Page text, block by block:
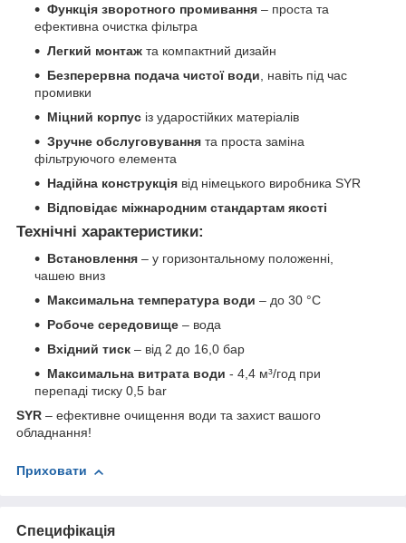
Функція зворотного промивання – проста та
ефективна очистка фільтра
Легкий монтаж та компактний дизайн
Безперервна подача чистої води , навіть під час
промивки
Міцний корпус із ударостійких матеріалів
Зручне обслуговування та проста заміна
фільтруючого елемента
Надійна конструкція від німецького виробника SYR
Відповідає міжнародним стандартам якості
Технічні характеристики:
Встановлення – у горизонтальному положенні,
чашею вниз
Максимальна температура води – до 30 °C
Робоче середовище – вода
Вхідний тиск – від 2 до 16,0 бар
Максимальна витрата води - 4,4 м³/год при
перепаді тиску 0,5 bar
SYR – ефективне очищення води та захист вашого
обладнання!
Приховати
Специфікація